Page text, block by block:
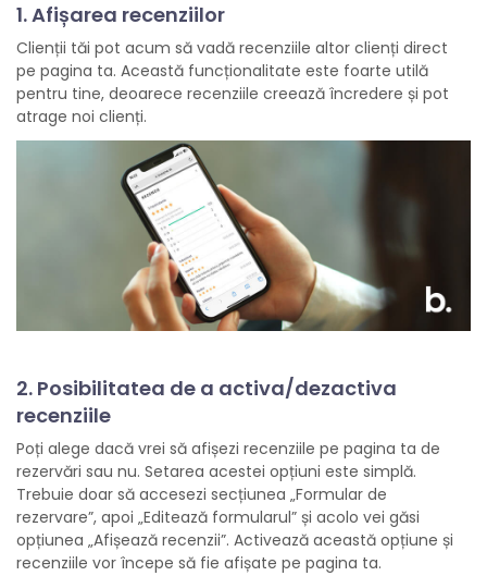
1. Afișarea recenziilor
Clienții tăi pot acum să vadă recenziile altor clienți direct
pe pagina ta. Această funcționalitate este foarte utilă
pentru tine, deoarece recenziile creează încredere și pot
atrage noi clienți.
2. Posibilitatea de a activa/dezactiva
recenziile
Poți alege dacă vrei să afișezi recenziile pe pagina ta de
rezervări sau nu. Setarea acestei opțiuni este simplă.
Trebuie doar să accesezi secțiunea „Formular de
rezervare”, apoi „Editează formularul” și acolo vei găsi
opțiunea „Afișează recenzii”. Activează această opțiune și
recenziile vor începe să fie afișate pe pagina ta.